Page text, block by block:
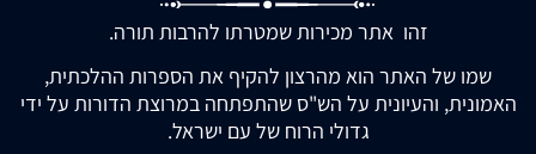
זהו אתר מכירות שמטרתו להרבות תורה.
שמו של האתר הוא מהרצון להקיף את הספרות ההלכתית,
האמונית, והעיונית על הש"ס שהתפתחה במרוצת הדורות על ידי
גדולי הרוח של עם ישראל.